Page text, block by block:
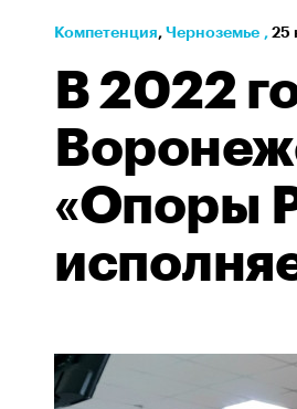
Компетенция⁠, Черноземье , 25
В 2022
«Опоры